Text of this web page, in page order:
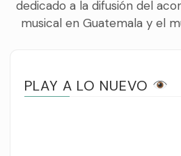
dedicado a la difusión del
musical en Guatemala y el
PLAY A LO NUEVO